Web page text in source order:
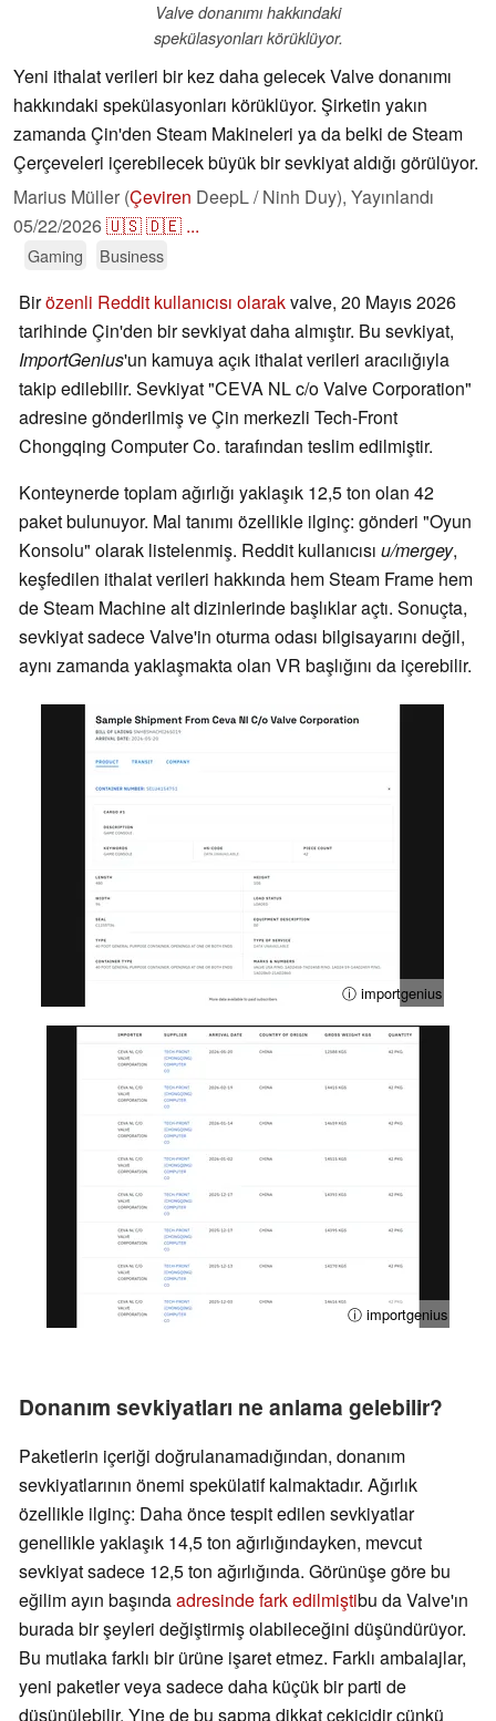
Valve donanımı hakkındaki
spekülasyonları körüklüyor.
Yeni ithalat verileri bir kez daha gelecek Valve donanımı
hakkındaki spekülasyonları körüklüyor. Şirketin yakın
zamanda Çin'den Steam Makineleri ya da belki de Steam
Çerçeveleri içerebilecek büyük bir sevkiyat aldığı görülüyor.
Marius Müller (Çeviren DeepL / Ninh Duy), Yayınlandı
05/22/2026🇺🇸🇩🇪 ...
Gaming Business
Birözenli Reddit kullanıcısı olarakvalve, 20 Mayıs 2026
tarihinde Çin'den bir sevkiyat daha almıştır. Bu sevkiyat,
ImportGenius'un kamuya açık ithalat verileri aracılığıyla
takip edilebilir. Sevkiyat "CEVA NL c/o Valve Corporation"
adresine gönderilmiş ve Çin merkezli Tech-Front
Chongqing Computer Co. tarafından teslim edilmiştir.
Konteynerde toplam ağırlığı yaklaşık 12,5 ton olan 42
paket bulunuyor. Mal tanımı özellikle ilginç: gönderi "Oyun
Konsolu" olarak listelenmiş. Reddit kullanıcısı u/mergey,
keşfedilen ithalat verileri hakkında hem Steam Frame hem
de Steam Machine alt dizinlerinde başlıklar açtı. Sonuçta,
sevkiyat sadece Valve'in oturma odası bilgisayarını değil,
aynı zamanda yaklaşmakta olan VR başlığını da içerebilir.
ⓘ importgenius
ⓘ importgenius
Donanım sevkiyatları ne anlama gelebilir?
Paketlerin içeriği doğrulanamadığından, donanım
sevkiyatlarının önemi spekülatif kalmaktadır. Ağırlık
özellikle ilginç: Daha önce tespit edilen sevkiyatlar
genellikle yaklaşık 14,5 ton ağırlığındayken, mevcut
sevkiyat sadece 12,5 ton ağırlığında. Görünüşe göre bu
eğilim ayın başındaadresinde fark edilmiştibu da Valve'ın
burada bir şeyleri değiştirmiş olabileceğini düşündürüyor.
Bu mutlaka farklı bir ürüne işaret etmez. Farklı ambalajlar,
yeni paketler veya sadece daha küçük bir parti de
düşünülebilir. Yine de bu sapma dikkat çekicidir çünkü